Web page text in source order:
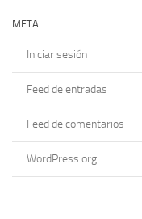
META
Iniciar sesión
Feed de entradas
Feed de comentarios
WordPress.org